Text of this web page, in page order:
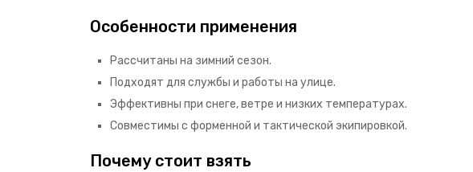
Особенности применения
Рассчитаны на зимний сезон.
Подходят для службы и работы на улице.
Эффективны при снеге, ветре и низких температурах.
Совместимы с форменной и тактической экипировкой.
Почему стоит взять